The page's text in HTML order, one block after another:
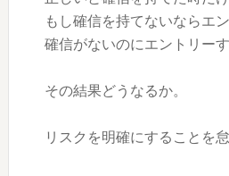
もし確信を持てないならエ
確信がないのにエントリー
その結果どうなるか。
リスクを明確にすることを